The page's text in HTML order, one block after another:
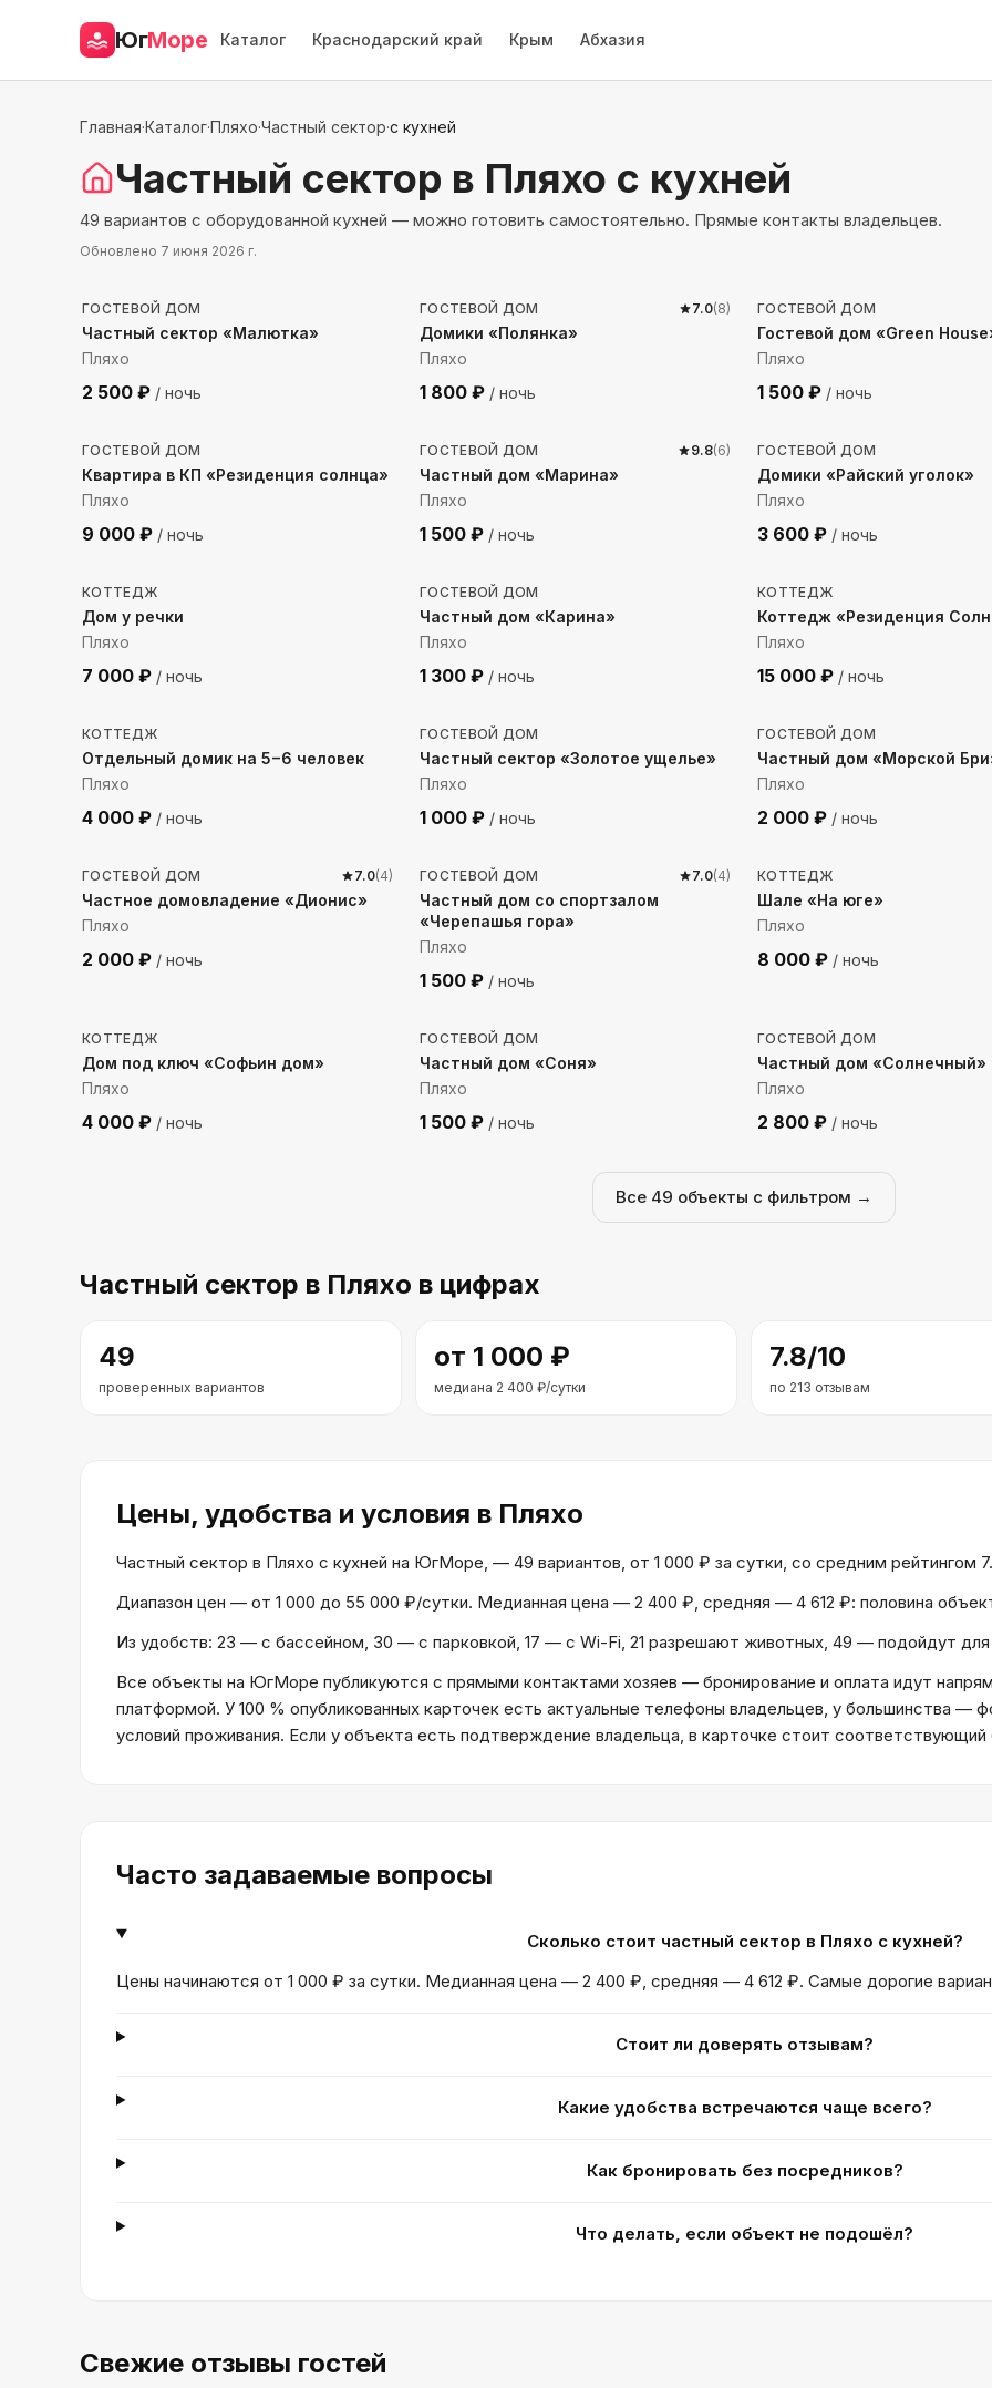
ЮгМоре Каталог Краснодарский край Крым Абхазия
Главная·Каталог·Пляхо·Частный сектор·с кухней
Частный сектор в Пляхо с кухней
49 вариантов с оборудованной кухней — можно готовить самостоятельно. Прямые контакты владельцев.
Обновлено 7 июня 2026 г.
780м до моря
ГОСТЕВОЙ ДОМ
Частный сектор «Малютка»
Пляхо
2 500 ₽ / ночь
ГОСТЕВОЙ ДОМ 7.0(8)
Домики «Полянка»
Пляхо
1 800 ₽ / ночь
ГОСТЕВОЙ ДОМ
Гостевой дом «Green
Пляхо
1 500 ₽ / ночь
983м до моря
ГОСТЕВОЙ ДОМ
Квартира в КП «Резиденция солнца»
Пляхо
9 000 ₽ / ночь
1238 м до моря
ГОСТЕВОЙ ДОМ 9.8(6)
Частный дом «Марина»
Пляхо
1 500 ₽ / ночь
1132 м до моря
ГОСТЕВОЙ ДОМ
Домики «Райский уголок»
Пляхо
3 600 ₽ / ночь
2512м до моря
КОТТЕДЖ
Дом у речки
Пляхо
7 000 ₽ / ночь
1119 м до моря
ГОСТЕВОЙ ДОМ
Частный дом «Карина»
Пляхо
1 300 ₽ / ночь
923м до моря
КОТТЕДЖ
Коттедж «Резиденция
Пляхо
15 000 ₽ / ночь
1437 м до моря
КОТТЕДЖ
Отдельный домик на 5−6 человек
Пляхо
4 000 ₽ / ночь
2339 м до моря
ГОСТЕВОЙ ДОМ
Частный сектор «Золотое ущелье»
Пляхо
1 000 ₽ / ночь
857 м до моря
ГОСТЕВОЙ ДОМ
Частный дом «Морской
Пляхо
2 000 ₽ / ночь
1145м до моря
ГОСТЕВОЙ ДОМ 7.0(4)
Частное домовладение «Дионис»
Пляхо
2 000 ₽ / ночь
2448 м до моря
ГОСТЕВОЙ ДОМ 7.0(4)
Частный дом со спортзалом
«Черепашья гора»
Пляхо
1 500 ₽ / ночь
2143 м до моря
КОТТЕДЖ
Шале «На юге»
Пляхо
8 000 ₽ / ночь
КОТТЕДЖ
Дом под ключ «Софьин дом»
Пляхо
4 000 ₽ / ночь
973 м до моря
ГОСТЕВОЙ ДОМ
Частный дом «Соня»
Пляхо
1 500 ₽ / ночь
ГОСТЕВОЙ ДОМ
Частный дом «Солнечный»
Пляхо
2 800 ₽ / ночь
Все 49 объекты с фильтром →
Частный сектор в Пляхо в цифрах
49
проверенных вариантов
от 1 000 ₽
медиана 2 400 ₽/сутки
7.8/10
по 213 отзывам
Цены, удобства и условия в Пляхо
Частный сектор в Пляхо с кухней на ЮгМоре, — 49 вариантов, от 1 000 ₽ за сутки, со средним рейтингом
Диапазон цен — от 1 000 до 55 000 ₽/сутки. Медианная цена — 2 400 ₽, средняя — 4 612 ₽: половина
Из удобств: 23 — с бассейном, 30 — с парковкой, 17 — с Wi-Fi, 21 разрешают животных, 49 — подойдут
Все объекты на ЮгМоре публикуются с прямыми контактами хозяев — бронирование и оплата идут
платформой. У 100 % опубликованных карточек есть актуальные телефоны владельцев, у большинства —
условий проживания. Если у объекта есть подтверждение владельца, в карточке стоит
Часто задаваемые вопросы
Сколько стоит частный сектор в Пляхо с кухней?
Цены начинаются от 1 000 ₽ за сутки. Медианная цена — 2 400 ₽, средняя — 4 612 ₽. Самые дорогие
Стоит ли доверять отзывам?
Какие удобства встречаются чаще всего?
Как бронировать без посредников?
Что делать, если объект не подошёл?
Свежие отзывы гостей